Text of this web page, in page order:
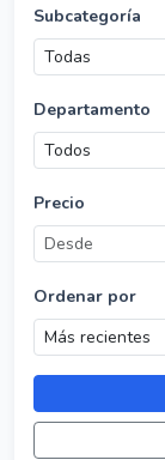
Subcategoría
Departamento
Precio
Ordenar por